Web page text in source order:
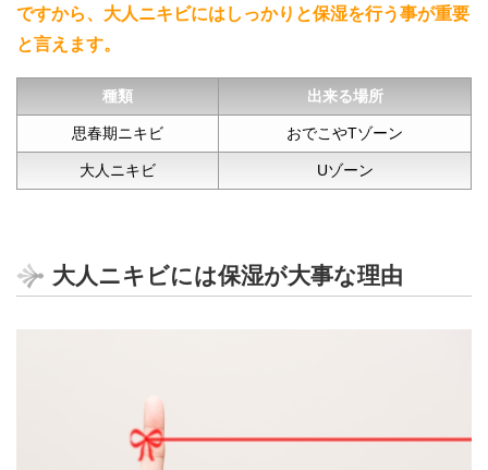
ですから、大人ニキビにはしっかりと保湿を行う事が重要
と言えます。
種類 出来る場所
思春期ニキビ おでこやTゾーン
大人ニキビ Uゾーン
大人ニキビには保湿が大事な理由